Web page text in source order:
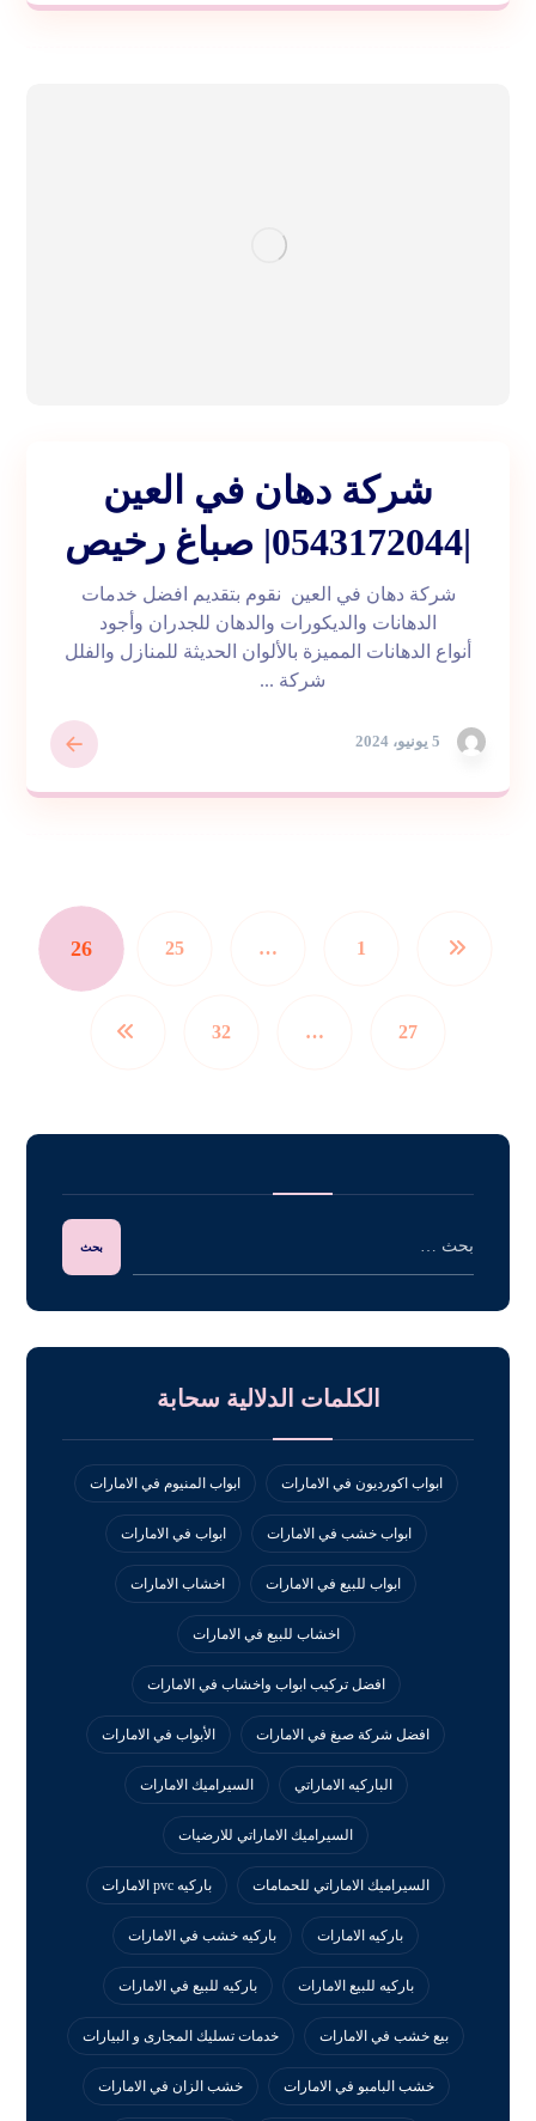
شركة دهان في العين
|0543172044| صباغ رخيص
5 يونيو، 2024
شركة دهان في العين نقوم بتقديم افضل خدمات
الدهانات والديكورات والدهان للجدران وأجود
أنواع الدهانات المميزة بالألوان الحديثة للمنازل والفلل
شركة ...
1
…
25
26
27
…
32
الكلمات الدلالية سحابة
ابواب اكورديون في الامارات ابواب المنيوم في الامارات
ابواب خشب في الامارات ابواب في الامارات
ابواب للبيع في الامارات اخشاب الامارات
اخشاب للبيع في الامارات
افضل تركيب ابواب واخشاب في الامارات
افضل شركة صبغ في الامارات الأبواب في الامارات
الباركيه الاماراتي السيراميك الامارات
السيراميك الاماراتي للارضيات
السيراميك الاماراتي للحمامات باركيه pvc الامارات
باركيه الامارات باركيه خشب في الامارات
باركيه للبيع الامارات باركيه للبيع في الامارات
بيع خشب في الامارات خدمات تسليك المجارى و البيارات
خشب البامبو في الامارات خشب الزان في الامارات